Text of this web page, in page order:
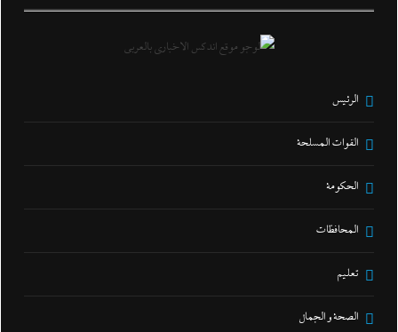
الرئيس
القوات المسلحة
الحكومة
المحافظات
تعليم
الصحة و الجمال